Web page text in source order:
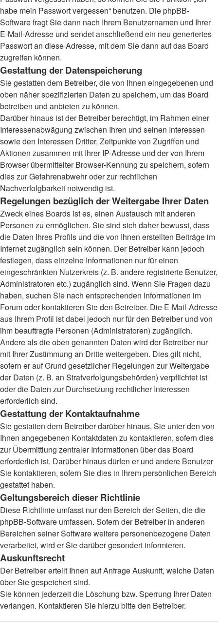
habe mein Passwort vergessen“ benutzen. Die phpBB-
Software fragt Sie dann nach Ihrem Benutzernamen und Ihrer
E-Mail-Adresse und sendet anschließend ein neu generiertes
Passwort an diese Adresse, mit dem Sie dann auf das Board
zugreifen können.
Gestattung der Datenspeicherung
Sie gestatten dem Betreiber, die von Ihnen eingegebenen und
oben näher spezifizierten Daten zu speichern, um das Board
betreiben und anbieten zu können.
Darüber hinaus ist der Betreiber berechtigt, im Rahmen einer
Interessenabwägung zwischen Ihren und seinen Interessen
sowie den Interessen Dritter, Zeitpunkte von Zugriffen und
Aktionen zusammen mit Ihrer IP-Adresse und der von Ihrem
Browser übermittelter Browser-Kennung zu speichern, sofern
dies zur Gefahrenabwehr oder zur rechtlichen
Nachverfolgbarkeit notwendig ist.
Regelungen bezüglich der Weitergabe Ihrer Daten
Zweck eines Boards ist es, einen Austausch mit anderen
Personen zu ermöglichen. Sie sind sich daher bewusst, dass
die Daten Ihres Profils und die von Ihnen erstellten Beiträge im
Internet zugänglich sein können. Der Betreiber kann jedoch
festlegen, dass einzelne Informationen nur für einen
eingeschränkten Nutzerkreis (z. B. andere registrierte Benutzer,
Administratoren etc.) zugänglich sind. Wenn Sie Fragen dazu
haben, suchen Sie nach entsprechenden Informationen im
Forum oder kontaktieren Sie den Betreiber. Die E-Mail-Adresse
aus Ihrem Profil ist dabei jedoch nur für den Betreiber und von
ihm beauftragte Personen (Administratoren) zugänglich.
Andere als die oben genannten Daten wird der Betreiber nur
mit Ihrer Zustimmung an Dritte weitergeben. Dies gilt nicht,
sofern er auf Grund gesetzlicher Regelungen zur Weitergabe
der Daten (z. B. an Strafverfolgungsbehörden) verpflichtet ist
oder die Daten zur Durchsetzung rechtlicher Interessen
erforderlich sind.
Gestattung der Kontaktaufnahme
Sie gestatten dem Betreiber darüber hinaus, Sie unter den von
Ihnen angegebenen Kontaktdaten zu kontaktieren, sofern dies
zur Übermittlung zentraler Informationen über das Board
erforderlich ist. Darüber hinaus dürfen er und andere Benutzer
Sie kontaktieren, sofern Sie dies in Ihrem persönlichen Bereich
gestattet haben.
Geltungsbereich dieser Richtlinie
Diese Richtlinie umfasst nur den Bereich der Seiten, die die
phpBB-Software umfassen. Sofern der Betreiber in anderen
Bereichen seiner Software weitere personenbezogene Daten
verarbeitet, wird er Sie darüber gesondert informieren.
Auskunftsrecht
Der Betreiber erteilt Ihnen auf Anfrage Auskunft, welche Daten
über Sie gespeichert sind.
Sie können jederzeit die Löschung bzw. Sperrung Ihrer Daten
verlangen. Kontaktieren Sie hierzu bitte den Betreiber.